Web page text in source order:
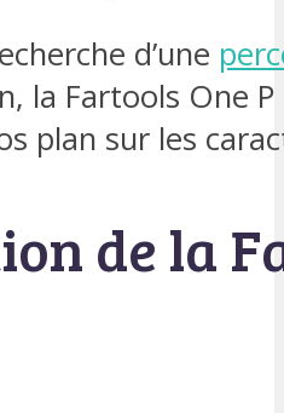
d’une
la Fartools One
plan sur les
de la